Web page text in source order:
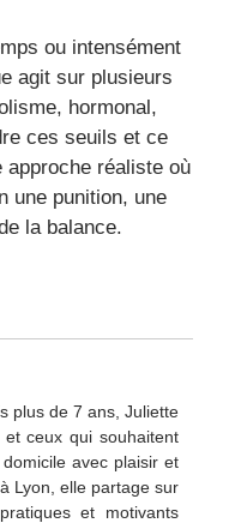
ou intensément
agit sur plusieurs
hormonal,
ces seuils et ce
approche réaliste où
une punition, une
la balance.
plus de 7 ans, Juliette
ceux qui souhaitent
avec plaisir et
Lyon, elle partage sur
et motivants